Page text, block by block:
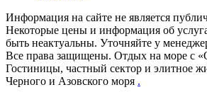
Информация на сайте не является
Некоторые цены и информация об
быть неактуальны. Уточняйте у
Все права защищены. Отдых на море с
Гостиницы, частный сектор и элитное
Черного и Азовского моря .